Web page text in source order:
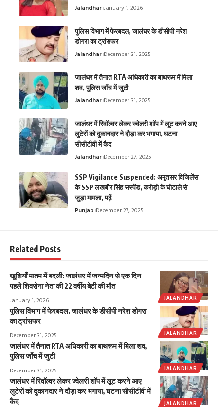
Jalandhar January 1, 2026
पुलिस विभाग में फेरबदल, जालंधर के डीसीपी नरेश
डोगरा का ट्रांसफर
Jalandhar December 31, 2025
जालंधर में तैनात RTA अधिकारी का बाथरूम में मिला
शव, पुलिस जाँच में जुटी
Jalandhar December 31, 2025
जालंधर में रिवॉल्वर लेकर ज्वेलरी शॉप में लूट करने आए
लुटेरों को दुकानदार ने दौड़ा कर भगाया, घटना
सीसीटीवी में कैद
Jalandhar December 27, 2025
SSP Vigilance Suspended: अमृतसर विजिलेंस
के SSP लखबीर सिंह सस्पेंड, करोड़ो के घोटाले से
जुड़ा मामला, पढ़ें
Punjab December 27, 2025
Related Posts
JALANDHAR
खुशियाँ मातम में बदली: जालंधर में जन्मदिन से एक दिन
पहले शिवसेना नेता की 22 वर्षीय बेटी की मौत
January 1, 2026
JALANDHAR
पुलिस विभाग में फेरबदल, जालंधर के डीसीपी नरेश डोगरा
का ट्रांसफर
December 31, 2025
JALANDHAR
जालंधर में तैनात RTA अधिकारी का बाथरूम में मिला शव,
पुलिस जाँच में जुटी
December 31, 2025
JALANDHAR
जालंधर में रिवॉल्वर लेकर ज्वेलरी शॉप में लूट करने आए
लुटेरों को दुकानदार ने दौड़ा कर भगाया, घटना सीसीटीवी में
कैद